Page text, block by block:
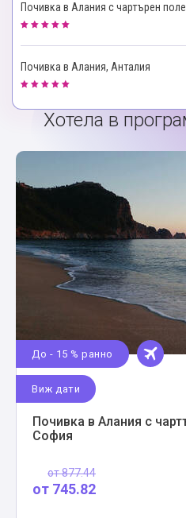
Почивка в Алания с чартърен
Почивка в Алания, Анталия
Хотела в
До - 15 % ранно
Виж дати
Почивка в Алания с
София
от877.44
от 745.82